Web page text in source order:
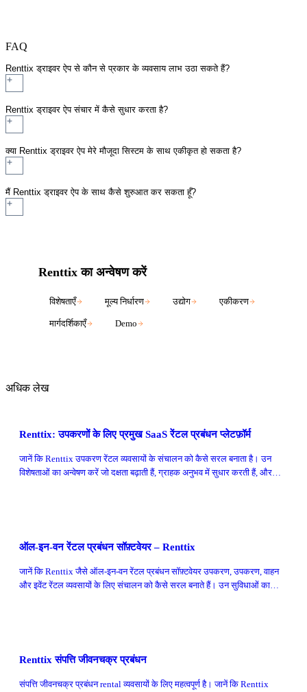
FAQ
Renttix ड्राइवर ऐप से कौन से प्रकार के व्यवसाय लाभ उठा सकते हैं?
Renttix ड्राइवर ऐप संचार में कैसे सुधार करता है?
क्या Renttix ड्राइवर ऐप मेरे मौजूदा सिस्टम के साथ एकीकृत हो सकता है?
मैं Renttix ड्राइवर ऐप के साथ कैसे शुरुआत कर सकता हूँ?
Renttix का अन्वेषण करें
विशेषताएँ मूल्य निर्धारण उद्योग एकीकरण
मार्गदर्शिकाएँ Demo
अधिक लेख
Renttix: उपकरणों के लिए प्रमुख SaaS रेंटल प्रबंधन प्लेटफ़ॉर्म
जानें कि Renttix उपकरण रेंटल व्यवसायों के संचालन को कैसे सरल बनाता है। उन
विशेषताओं का अन्वेषण करें जो दक्षता बढ़ाती हैं, ग्राहक अनुभव में सुधार करती हैं, और
ऑल-इन-वन रेंटल प्रबंधन सॉफ़्टवेयर – Renttix
जानें कि Renttix जैसे ऑल-इन-वन रेंटल प्रबंधन सॉफ़्टवेयर उपकरण, उपकरण, वाहन
और इवेंट रेंटल व्यवसायों के लिए संचालन को कैसे सरल बनाते हैं। उन सुविधाओं का
Renttix संपत्ति जीवनचक्र प्रबंधन
संपत्ति जीवनचक्र प्रबंधन rental व्यवसायों के लिए महत्वपूर्ण है। जानें कि Renttix